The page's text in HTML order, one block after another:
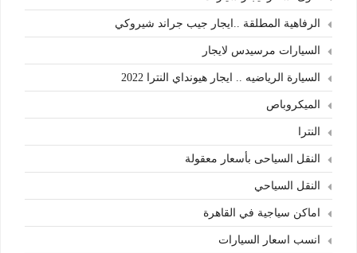
الرفاهية المطلقة ..ايجار جيب جراند شيروكي
السيارات مرسيدس لايجار
السيارة الرياضيه .. ايجار هيونداي النترا 2022
الميكروباص
النترا
النقل السياحى بأسعار معقولة
النقل السياحي
اماكن سياجية في القاهرة
انسب اسعار السيارات